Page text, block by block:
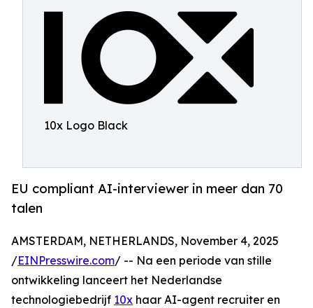
10x Logo Black
EU compliant AI-interviewer in meer dan 70
talen
AMSTERDAM, NETHERLANDS, November 4, 2025
/EINPresswire.com/ -- Na een periode van stille
ontwikkeling lanceert het Nederlandse
technologiebedrijf 10x haar AI-agent recruiter en